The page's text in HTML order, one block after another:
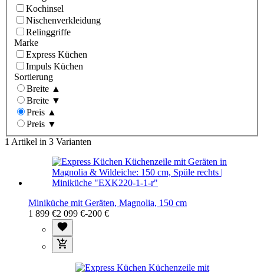
Kochinsel
Nischenverkleidung
Relinggriffe
Marke
Express Küchen
Impuls Küchen
Sortierung
Breite ▲
Breite ▼
Preis ▲
Preis ▼
1 Artikel in 3 Varianten
Miniküche mit Geräten, Magnolia, 150 cm
1 899 €2 099 €-200 €